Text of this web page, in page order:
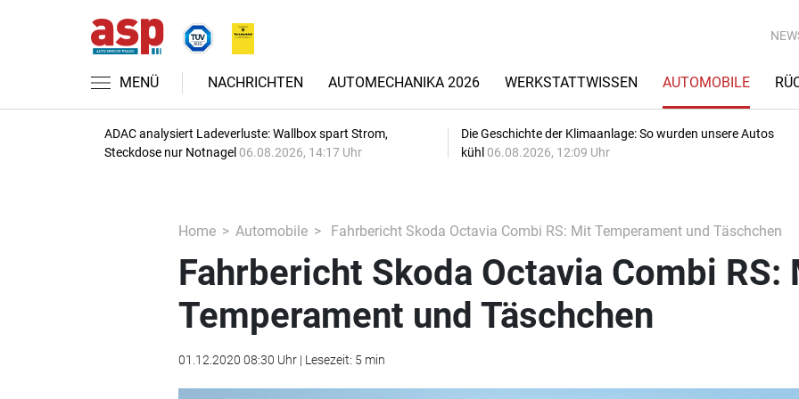
MENÜ NACHRICHTEN AUTOMECHANIKA 2026 WERKSTATTWISSEN AUTOMOBILE
ADAC analysiert Ladeverluste: Wallbox spart Strom,
Steckdose nur Notnagel 06.08.2026, 14:17 Uhr
Die Geschichte der Klimaanlage: So wurden unsere Autos
kühl 06.08.2026, 12:09 Uhr
Home Automobile Fahrbericht Skoda Octavia Combi RS: Mit Temperament und Täschchen
Fahrbericht Skoda Octavia Combi RS:
Temperament und Täschchen
01.12.2020 08:30 Uhr | Lesezeit: 5 min